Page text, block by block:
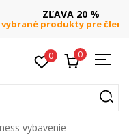
pre členov S&B
0 0
vybavenie